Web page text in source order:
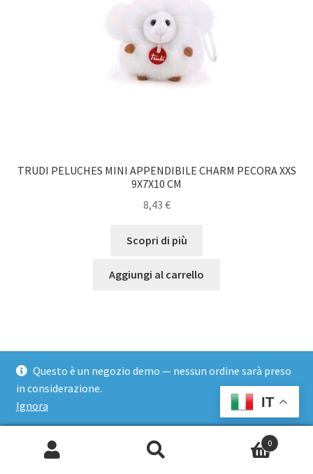
Questo è un negozio demo — nessun ordine sarà preso
in considerazione.
Ignora
TRUDI PELUCHES MINI APPENDIBILE CHARM PECORA XXS
9X7X10 CM
8,43 €
Scopri di più
Aggiungi al carrello
0
IT